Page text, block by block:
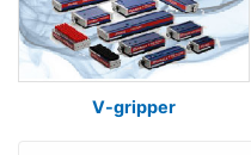
V-gripper